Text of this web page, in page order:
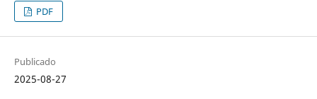
PDF
Publicado
2025-08-27